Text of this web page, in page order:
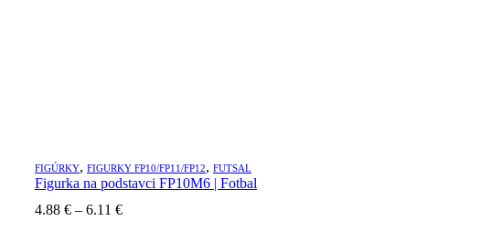
FIGÚRKY, FIGURKY FP10/FP11/FP12, FUTSAL
Figurka na podstavci FP10M6 | Fotbal
4.88 € – 6.11 €